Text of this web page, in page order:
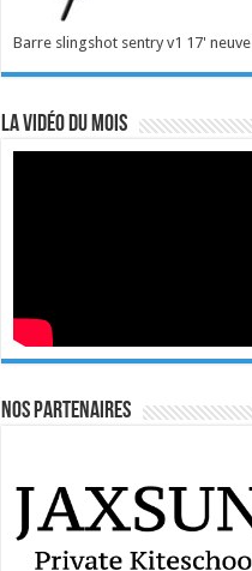
Barre slingshot sentry v1 17' neuve
La vidéo du mois
Nos Partenaires